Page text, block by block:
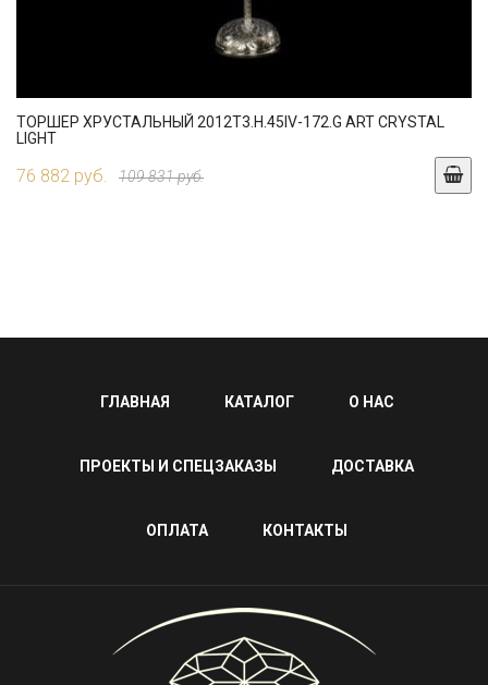
ТОРШЕР ХРУСТАЛЬНЫЙ 2012T3.H.45IV-172.G ART CRYSTAL
LIGHT
76 882 руб. 109 831 руб.
ГЛАВНАЯ КАТАЛОГ О НАС
ПРОЕКТЫ И СПЕЦЗАКАЗЫ ДОСТАВКА
ОПЛАТА КОНТАКТЫ